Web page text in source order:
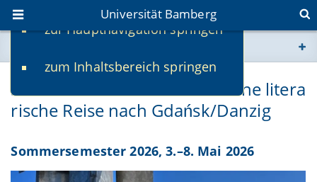
zur Hauptnavigation springen
zum Inhaltsbereich springen
Universität Bamberg
www.uni-bamberg.de
univis.uni-bamberg.de
fis.uni-bamberg.de
Solidarität und Einsamkeit. Eine litera
rische Reise nach Gdańsk/Danzig
Sommersemester 2026, 3.–8. Mai 2026